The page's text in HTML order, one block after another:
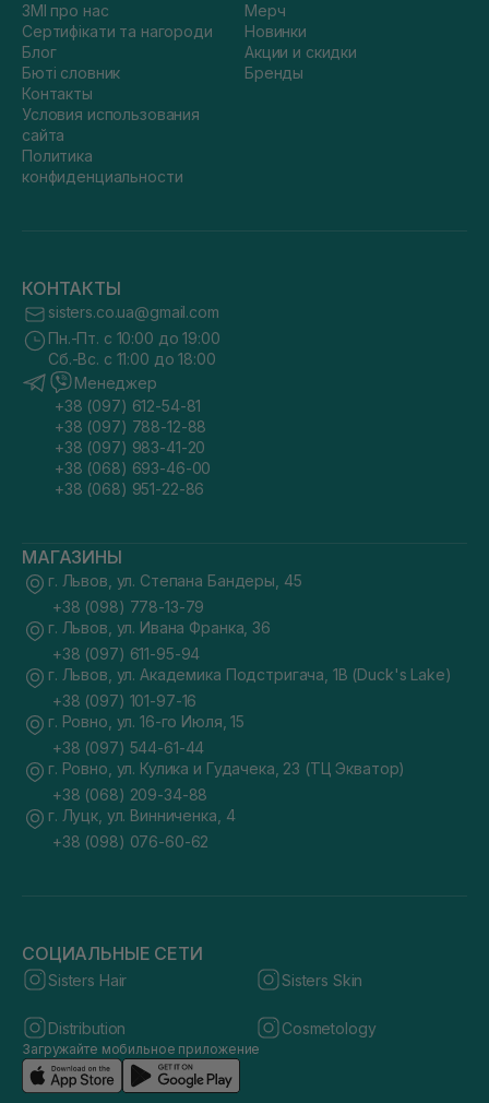
ЗМІ про нас
Сертифікати та нагороди
Блог
Бюті словник
Контакты
Условия использования
сайта
Политика
конфиденциальности
Мерч
Новинки
Акции и скидки
Бренды
КОНТАКТЫ
sisters.co.ua@gmail.com
Пн.-Пт. с 10:00 до 19:00
Сб.-Вс. с 11:00 до 18:00
Менеджер
+38 (097) 612-54-81
+38 (097) 788-12-88
+38 (097) 983-41-20
+38 (068) 693-46-00
+38 (068) 951-22-86
МАГАЗИНЫ
г. Львов, ул. Степана Бандеры, 45
+38 (098) 778-13-79
г. Львов, ул. Ивана Франка, 36
+38 (097) 611-95-94
г. Львов, ул. Академика Подстригача, 1В (Duck's Lake)
+38 (097) 101-97-16
г. Ровно, ул. 16-го Июля, 15
+38 (097) 544-61-44
г. Ровно, ул. Кулика и Гудачека, 23 (ТЦ Экватор)
+38 (068) 209-34-88
г. Луцк, ул. Винниченка, 4
+38 (098) 076-60-62
СОЦИАЛЬНЫЕ СЕТИ
Sisters Hair Sisters Skin
Distribution Cosmetology
Загружайте мобильное приложение